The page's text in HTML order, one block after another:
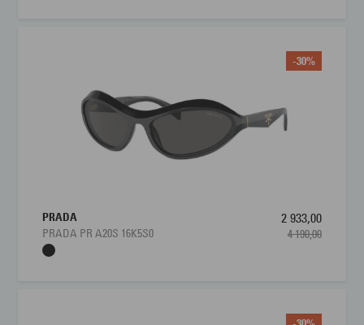
-30%
PRADA
PRADA PR A20S 16K5S0
2 933,00
4 190,00